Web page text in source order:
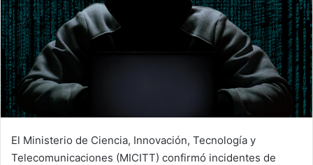
El Ministerio de Ciencia, Innovación, Tecnología y
Telecomunicaciones (MICITT) confirmó incidentes de